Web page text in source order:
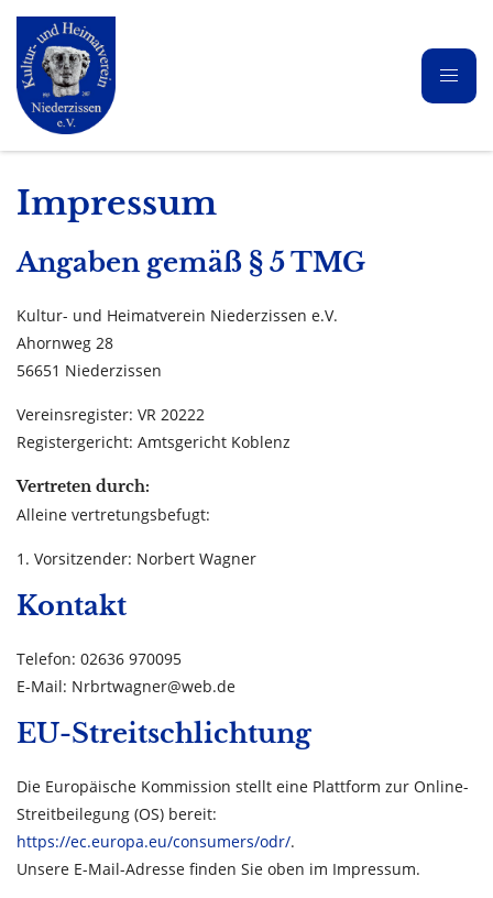
Impressum
Angaben gemäß § 5 TMG
Kultur- und Heimatverein Niederzissen e.V.
Ahornweg 28
56651 Niederzissen
Vereinsregister: VR 20222
Registergericht: Amtsgericht Koblenz
Vertreten durch:
Alleine vertretungsbefugt:
1. Vorsitzender: Norbert Wagner
Kontakt
Telefon: 02636 970095
E-Mail: Nrbrtwagner@web.de
EU-Streitschlichtung
Die Europäische Kommission stellt eine Plattform zur Online-
Streitbeilegung (OS) bereit:
https://ec.europa.eu/consumers/odr/.
Unsere E-Mail-Adresse finden Sie oben im Impressum.